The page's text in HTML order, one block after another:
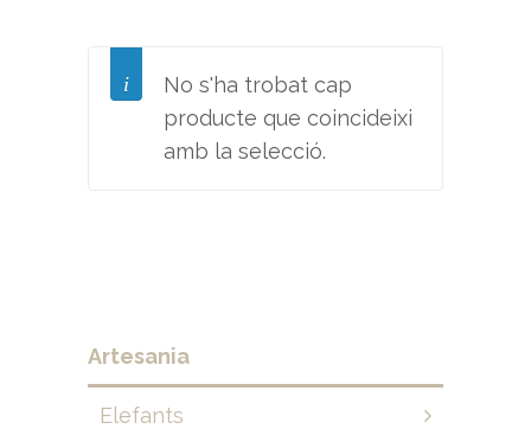
No s'ha trobat cap
producte que coincideixi
amb la selecció.
Artesania
Elefants